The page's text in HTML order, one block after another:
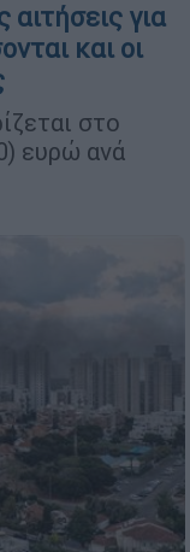
για
και οι
στο
ευρώ ανά